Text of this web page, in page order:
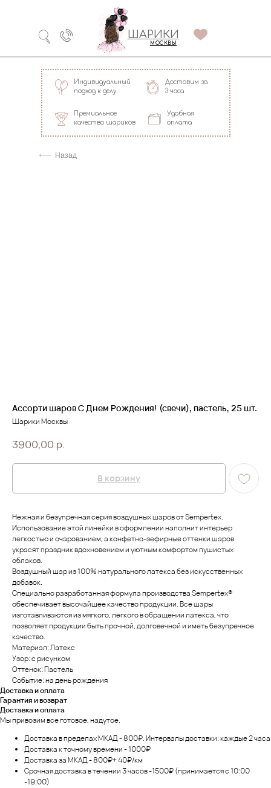
ШАРИКИ
МОСКВЫ
=
Премиальное
качество шариков
Доставим за
3 часа
Индивидуальный
подход к делу
долгого полета
Удобная
оплата
Назад
Ассорти шаров С Днем Рождения! (свечи), пастель, 25 шт.
Шарики Москвы
3900,00 р.
В корзину
Нежная и безупречная серия воздушных шаров от Sempertex.
Использование этой линейки в оформлении наполнит интерьер
легкостью и очарованием, а конфетно-зефирные оттенки шаров
украсят праздник вдохновением и уютным комфортом пушистых
облаков.
Воздушный шар из 100% натурального латекса без искусственных
добавок.
Специально разработанная формула производства Sempertex®
обеспечивает высочайшее качество продукции. Все шары
изготавливаются из мягкого, легкого в обращении латекса, что
позволяет продукции быть прочной, долговечной и иметь безупречное
качество.
Материал: Латекс
Узор: с рисунком
Оттенок: Пастель
Событие: на день рождения
Доставка и оплата
Гарантия и возврат
Доставка и оплата
Мы привозим все готовое, надутое.
Доставка в пределах МКАД - 800₽. Интервалы доставки: каждые 2 часа
Доставка к точному времени - 1000₽
Доставка за МКАД - 800₽+ 40₽/км
Срочная доставка в течении 3 часов -1500₽ (принимается с 10:00
-19:00)